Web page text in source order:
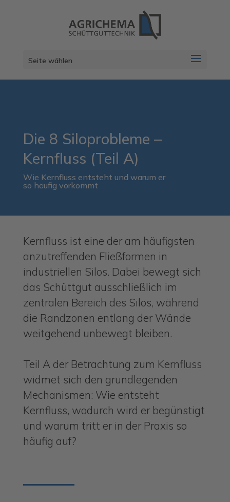
Seite wählen
Die 8 Siloprobleme –
Kernfluss (Teil A)
Wie Kernfluss entsteht und warum er
so häufig vorkommt
Kernfluss ist eine der am häufigsten
anzutreffenden Fließformen in
industriellen Silos. Dabei bewegt sich
das Schüttgut ausschließlich im
zentralen Bereich des Silos, während
die Randzonen entlang der Wände
weitgehend unbewegt bleiben.
Teil A der Betrachtung zum Kernfluss
widmet sich den grundlegenden
Mechanismen: Wie entsteht
Kernfluss, wodurch wird er begünstigt
und warum tritt er in der Praxis so
häufig auf?